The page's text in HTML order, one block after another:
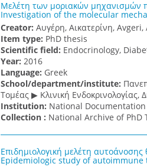
Μελέτη των μοριακών μηχανισμών
Investigation of the molecular
Creator: Αυγέρη, Αικατερίνη,
Item type: PhD thesis
Scientific field: Endocrinology,
Υear: 2016
Language: Greek
School/department/institute:
Τομέας ▶ Κλινική Ενδοκρινολογίας,
Institution: National Documentation
Collection : National Archive of PhD
Επιδημιολογική μελέτη
Epidemiologic study of